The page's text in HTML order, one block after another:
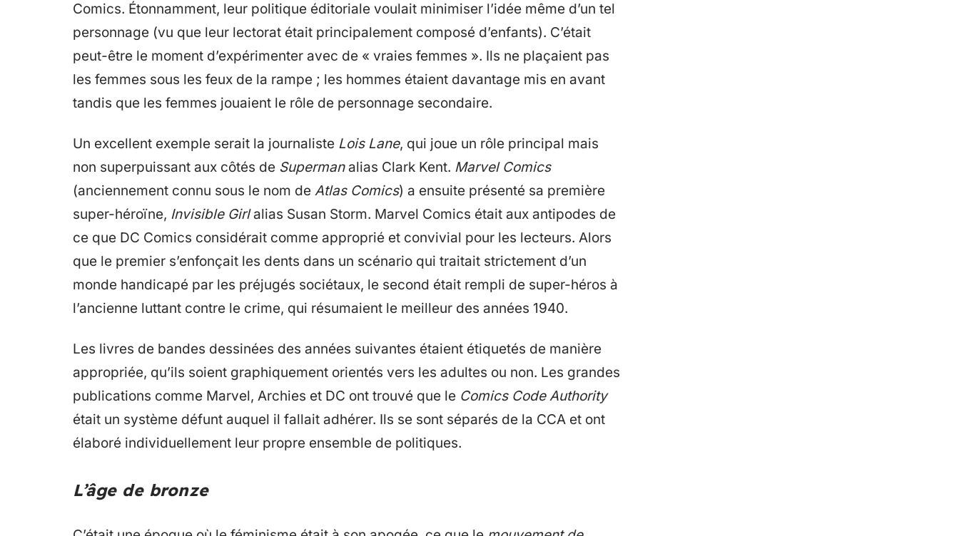
Comics. Étonnamment, leur politique éditoriale voulait minimiser l’idée même d’un tel
personnage (vu que leur lectorat était principalement composé d’enfants). C’était
peut-être le moment d’expérimenter avec de « vraies femmes ». Ils ne plaçaient pas
les femmes sous les feux de la rampe ; les hommes étaient davantage mis en avant
tandis que les femmes jouaient le rôle de personnage secondaire.
Un excellent exemple serait la journaliste Lois Lane, qui joue un rôle principal mais
non superpuissant aux côtés de Supermanalias Clark Kent. Marvel Comics
(anciennement connu sous le nom de Atlas Comics) a ensuite présenté sa première
super-héroïne, Invisible Girlalias Susan Storm. Marvel Comics était aux antipodes de
ce que DC Comics considérait comme approprié et convivial pour les lecteurs. Alors
que le premier s’enfonçait les dents dans un scénario qui traitait strictement d’un
monde handicapé par les préjugés sociétaux, le second était rempli de super-héros à
l’ancienne luttant contre le crime, qui résumaient le meilleur des années 1940.
Les livres de bandes dessinées des années suivantes étaient étiquetés de manière
appropriée, qu’ils soient graphiquement orientés vers les adultes ou non. Les grandes
publications comme Marvel, Archies et DC ont trouvé que le Comics Code Authority
était un système défunt auquel il fallait adhérer. Ils se sont séparés de la CCA et ont
élaboré individuellement leur propre ensemble de politiques.
L’âge de bronze